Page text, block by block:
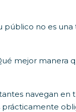
no es una
mejor
navegan en
prácticamente